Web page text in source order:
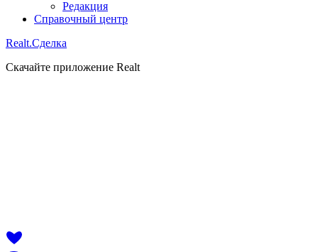
Редакция
Справочный центр
Realt.Сделка
Скачайте приложение Realt